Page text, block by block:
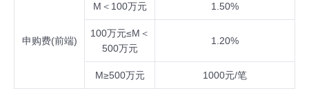
申购费(前端)
M＜100万元 1.50%
100万元≤M＜
500万元
1.20%
M≥500万元 1000元/笔